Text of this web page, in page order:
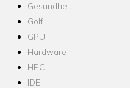
Gesundheit
Golf
GPU
Hardware
HPC
IDE